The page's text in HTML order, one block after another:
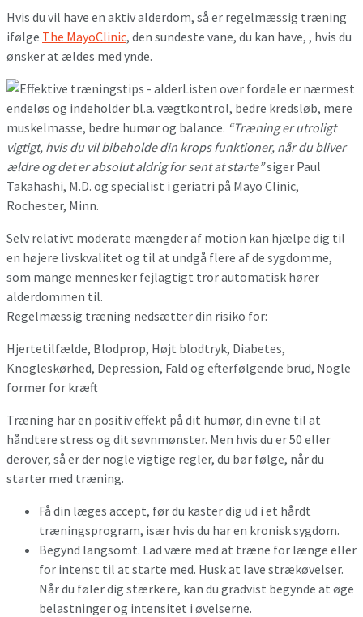
Hvis du vil have en aktiv alderdom, så er regelmæssig træning
ifølge The MayoClinic, den sundeste vane, du kan have, , hvis du
ønsker at ældes med ynde.
Listen over fordele er nærmest
endeløs og indeholder bl.a. vægtkontrol, bedre kredsløb, mere
muskelmasse, bedre humør og balance. “Træning er utroligt
vigtigt, hvis du vil bibeholde din krops funktioner, når du bliver
ældre og det er absolut aldrig for sent at starte”siger Paul
Takahashi, M.D. og specialist i geriatri på Mayo Clinic,
Rochester, Minn.
Selv relativt moderate mængder af motion kan hjælpe dig til
en højere livskvalitet og til at undgå flere af de sygdomme,
som mange mennesker fejlagtigt tror automatisk hører
alderdommen til.
Regelmæssig træning nedsætter din risiko for:
Hjertetilfælde, Blodprop, Højt blodtryk, Diabetes,
Knogleskørhed, Depression, Fald og efterfølgende brud, Nogle
former for kræft
Træning har en positiv effekt på dit humør, din evne til at
håndtere stress og dit søvnmønster. Men hvis du er 50 eller
derover, så er der nogle vigtige regler, du bør følge, når du
starter med træning.
Få din læges accept, før du kaster dig ud i et hårdt
træningsprogram, især hvis du har en kronisk sygdom.
Begynd langsomt. Lad være med at træne for længe eller
for intenst til at starte med. Husk at lave strækøvelser.
Når du føler dig stærkere, kan du gradvist begynde at øge
belastninger og intensitet i øvelserne.